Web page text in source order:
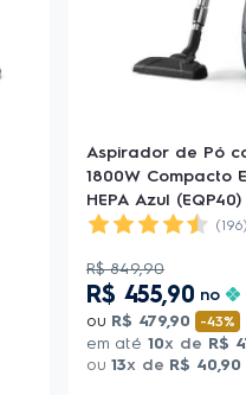
Aspirador de Pó
1800W Compacto
HEPA Azul (EQP40)
(196)
R$ 849,90
R$ 455,90 no
ou R$ 479,90 -43%
em até 10x de R$
ou 13x de R$ 40,90